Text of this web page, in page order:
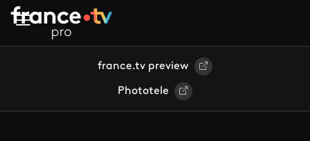
Aller au contenu principal
france.tv preview
Phototele